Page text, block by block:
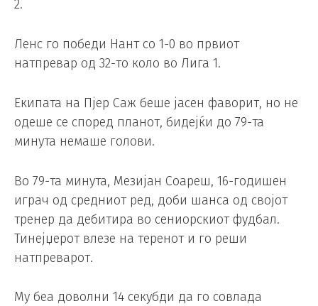
2.
Ленс го победи Нант со 1-0 во првиот
натпревар од 32-то коло во Лига 1.
Екипата на Пјер Саж беше јасен фаворит, но не
одеше се според планот, бидејќи до 79-та
минута немаше голови.
Во 79-та минута, Мезијан Соареш, 16-годишен
играч од средниот ред, доби шанса од својот
тренер да дебитира во сениорскиот фудбал.
Тинејџерот влезе на теренот и го реши
натпреварот.
Му беа доволни 14 секубди да го совлада